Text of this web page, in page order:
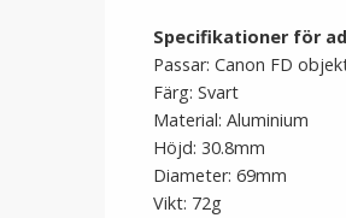
Specifikationer för
Passar: Canon FD
Färg: Svart
Material: Aluminium
Höjd: 30.8mm
Diameter: 69mm
Vikt: 72g